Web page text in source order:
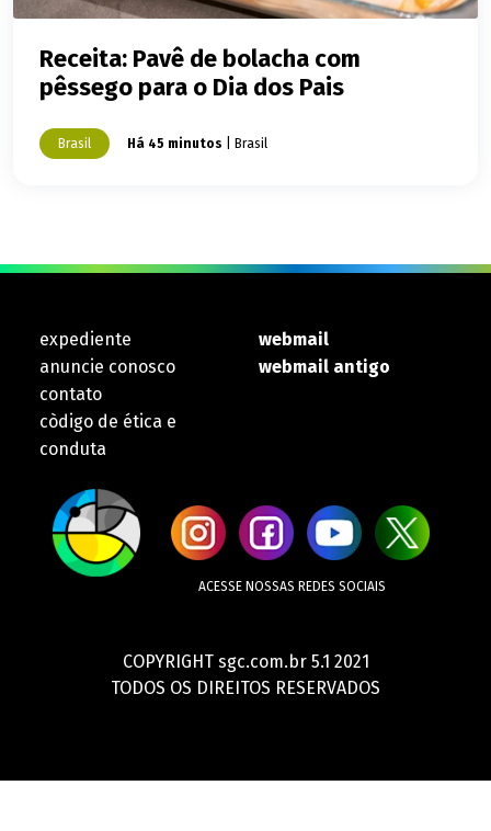
Receita: Pavê de bolacha com
pêssego para o Dia dos Pais
Brasil Há 45 minutos | Brasil
expediente
anuncie conosco
contato
còdigo de ética e
conduta
webmail
webmail antigo
ACESSE NOSSAS REDES SOCIAIS
COPYRIGHT sgc.com.br 5.1 2021
TODOS OS DIREITOS RESERVADOS